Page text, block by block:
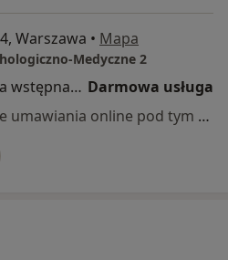
Warszawa • Mapa
Medyczne 2
Bezpłatna konsultacja wstępna - telefoniczna Darmowa usługa
Specjalista nie oferuje umawiania online pod tym adresem.